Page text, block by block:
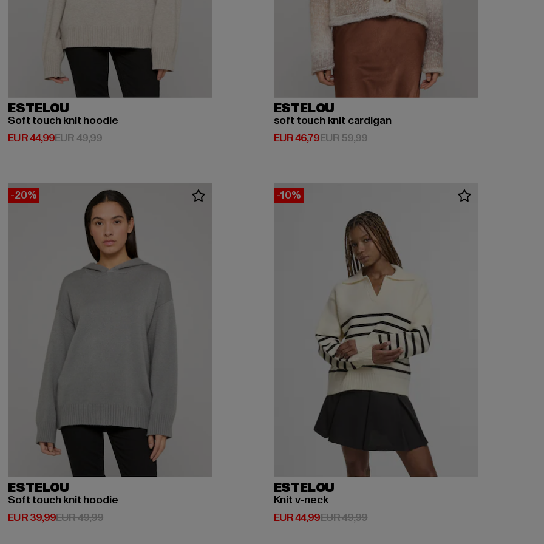
ESTELOU
Soft touch knit hoodie
EUR 44,99
Derzeitiger Preis: EUR 44,99
EUR 49,99Aktionspreis: EUR 49,99
ESTELOU
soft touch knit cardigan
EUR 46,79
Derzeitiger Preis: EUR 46,79
EUR 59,99Aktionspreis: EUR 59,99
-20%
ESTELOU
Soft touch knit hoodie
EUR 39,99
Derzeitiger Preis: EUR 39,99
EUR 49,99Aktionspreis: EUR 49,99
-10%
ESTELOU
Knit v-neck
EUR 44,99
Derzeitiger Preis: EUR 44,99
EUR 49,99Aktionspreis: EUR 49,99